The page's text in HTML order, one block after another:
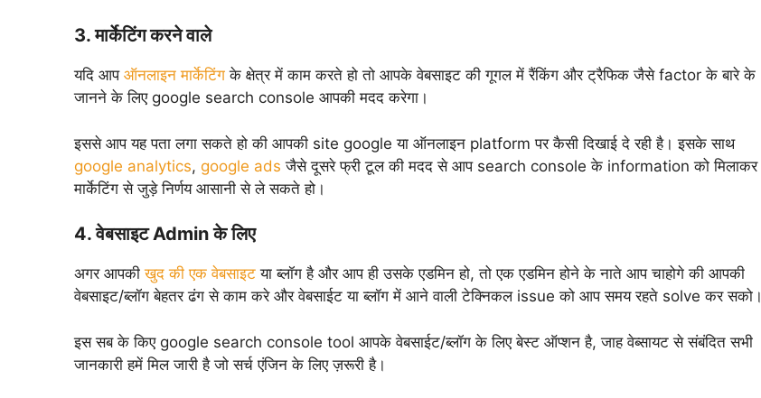
3. मार्केटिंग करने वाले
यदि आप ऑनलाइन मार्केटिंग के क्षेत्र में काम करते हो तो आपके वेबसाइट की गूगल में रैंकिंग और ट्रैफिक जैसे factor के बारे के
जानने के लिए google search console आपकी मदद करेगा।
इससे आप यह पता लगा सकते हो की आपकी site google या ऑनलाइन platform पर कैसी दिखाई दे रही है। इसके साथ
google analytics, google ads जैसे दूसरे फ्री टूल की मदद से आप search console के information को मिलाकर
मार्केटिंग से जुड़े निर्णय आसानी से ले सकते हो।
4. वेबसाइट Admin के लिए
अगर आपकीखुद की एक वेबसाइट या ब्लॉग है और आप ही उसके एडमिन हो, तो एक एडमिन होने के नाते आप चाहोगे की आपकी
वेबसाइट/ब्लॉग बेहतर ढंग से काम करे और वेबसाईट या ब्लॉग में आने वाली टेक्निकल issue को आप समय रहते solve कर सको।
इस सब के किए google search console tool आपके वेबसाईट/ब्लॉग के लिए बेस्ट ऑप्शन है, जाह वेब्सायट से संबंदित सभी
जानकारी हमें मिल जारी है जो सर्च एंजिन के लिए ज़रूरी है।